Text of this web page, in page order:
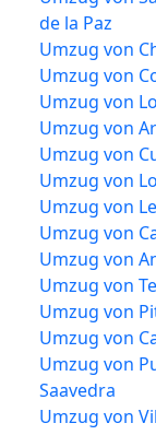
de la Paz
Umzug von
Umzug von
Umzug von
Umzug von
Umzug von
Umzug von
Umzug von
Umzug von
Umzug von
Umzug von
Umzug von
Umzug von
Umzug von
Saavedra
Umzug von